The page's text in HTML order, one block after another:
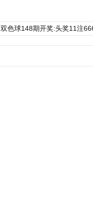
双色球148期开奖:头奖11注